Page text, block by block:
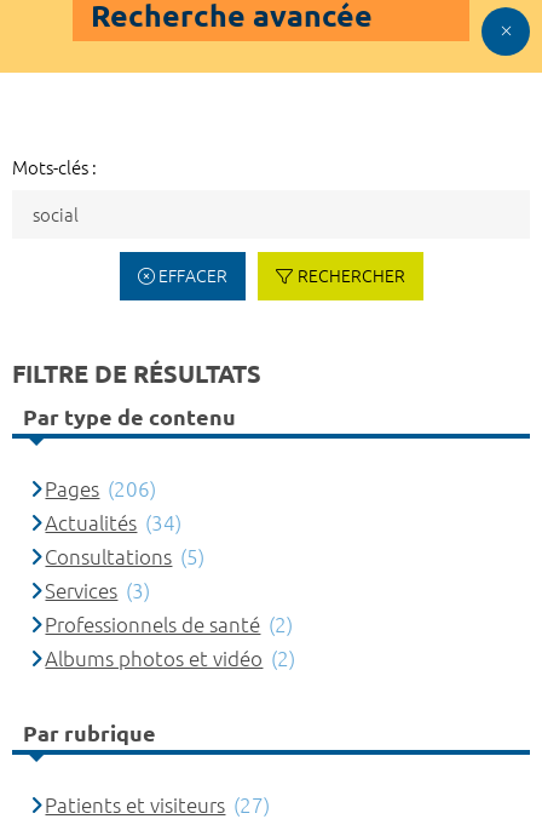
Recherche avancée
Mots-clés :
EFFACER RECHERCHER
FILTRE DE RÉSULTATS
Par type de contenu
Pages (206)
Actualités (34)
Consultations (5)
Services (3)
Professionnels de santé (2)
Albums photos et vidéo (2)
Par rubrique
Patients et visiteurs (27)